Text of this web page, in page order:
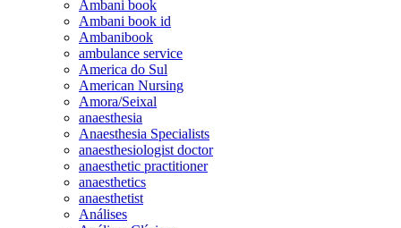
Ambani book
Ambani book id
Ambanibook
ambulance service
America do Sul
American Nursing
Amora/Seixal
anaesthesia
Anaesthesia Specialists
anaesthesiologist doctor
anaesthetic practitioner
anaesthetics
anaesthetist
Análises